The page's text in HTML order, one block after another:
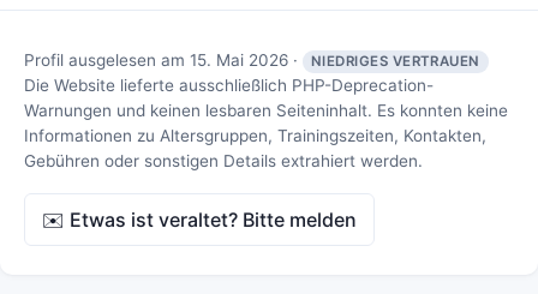
Profil ausgelesen am 15. Mai 2026 · NIEDRIGES VERTRAUEN
Die Website lieferte ausschließlich PHP-Deprecation-
Warnungen und keinen lesbaren Seiteninhalt. Es konnten keine
Informationen zu Altersgruppen, Trainingszeiten, Kontakten,
Gebühren oder sonstigen Details extrahiert werden.
✉️ Etwas ist veraltet? Bitte melden